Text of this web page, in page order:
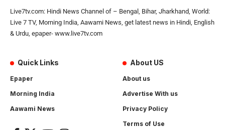
Live7tv.com: Hindi News Channel of – Bengal, Bihar, Jharkhand, World:
Live 7 TV, Morning India, Aawami News, get latest news in Hindi, English
& Urdu, epaper- www.live7tv.com
Quick Links
Epaper
Morning India
Aawami News
About US
About us
Advertise With us
Privacy Policy
Terms of Use